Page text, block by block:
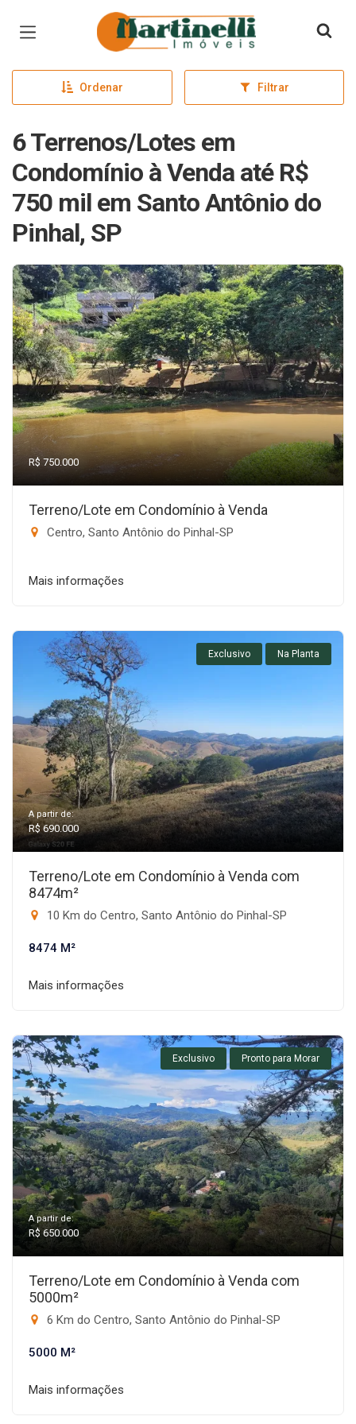
Página inicial
Ordenar Filtrar
6 Terrenos/Lotes em
Condomínio à Venda até R$
750 mil em Santo Antônio do
Pinhal, SP
R$ 750.000
Terreno/Lote em Condomínio à Venda
Centro, Santo Antônio do Pinhal-SP
Mais informações
Exclusivo Na Planta
A partir de:
R$ 690.000
Terreno/Lote em Condomínio à Venda com
8474m²
10 Km do Centro, Santo Antônio do Pinhal-SP
8474 M²
Mais informações
Exclusivo Pronto para Morar
A partir de:
R$ 650.000
Terreno/Lote em Condomínio à Venda com
5000m²
6 Km do Centro, Santo Antônio do Pinhal-SP
5000 M²
Mais informações